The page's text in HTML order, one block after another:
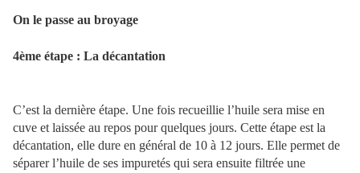
On le passe au broyage
4ème étape : La décantation
C’est la dernière étape. Une fois recueillie l’huile sera mise en
cuve et laissée au repos pour quelques jours. Cette étape est la
décantation, elle dure en général de 10 à 12 jours. Elle permet de
séparer l’huile de ses impuretés qui sera ensuite filtrée une